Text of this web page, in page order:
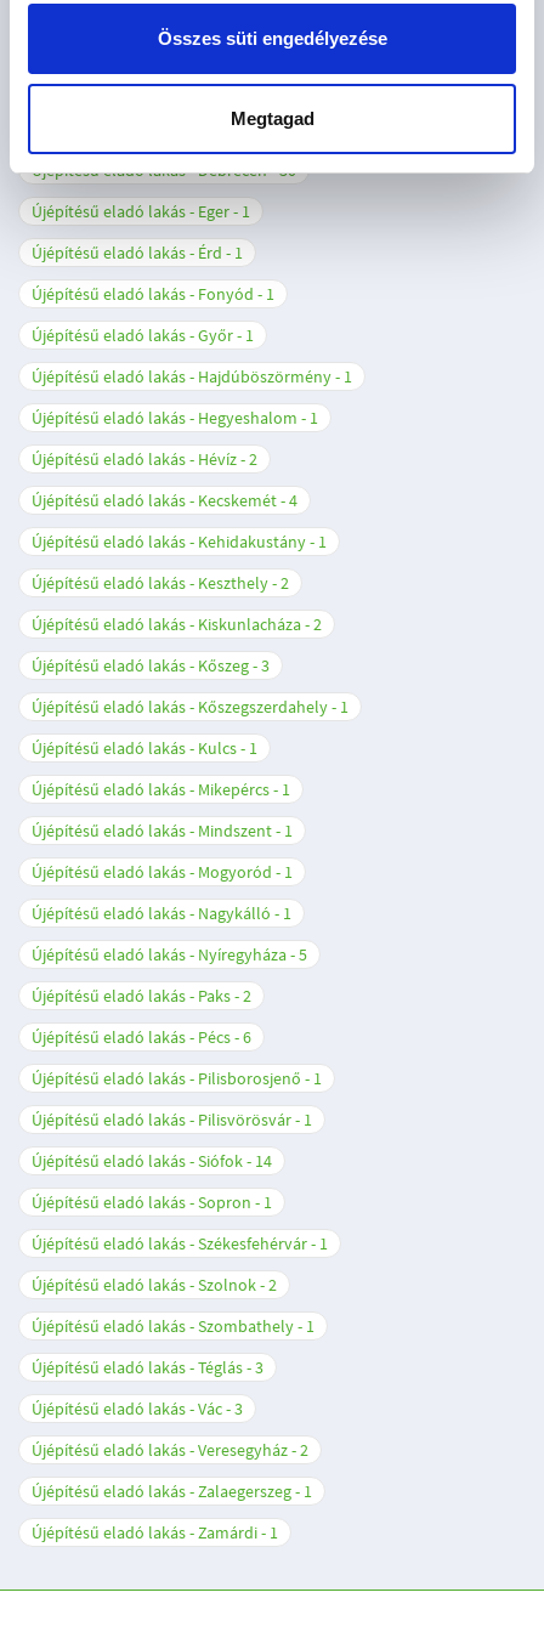
Összes süti engedélyezése
Megtagad
Újépítésű eladó lakás - Budapest XVIII. kerület 1
Újépítésű eladó lakás - Budapest XIX. kerület 2
Újépítésű eladó lakás - Budapest XXIII. kerület 1
Újépítésű eladó lakás - Cegléd 3
Újépítésű eladó lakás - Debrecen 30
Újépítésű eladó lakás - Eger
1
Újépítésű eladó lakás - Érd
1
Újépítésű eladó lakás - Fonyód
1
Újépítésű eladó lakás - Győr
1
Újépítésű eladó lakás - Hajdúböszörmény
1
Újépítésű eladó lakás - Hegyeshalom
1
Újépítésű eladó lakás - Hévíz 2
Újépítésű eladó lakás - Kecskemét 4
Újépítésű eladó lakás - Kehidakustány
1
Újépítésű eladó lakás - Keszthely 2
Újépítésű eladó lakás - Kiskunlacháza 2
Újépítésű eladó lakás - Kőszeg 3
Újépítésű eladó lakás - Kőszegszerdahely
1
Újépítésű eladó lakás - Kulcs
1
Újépítésű eladó lakás - Mikepércs
1
Újépítésű eladó lakás - Mindszent
1
Újépítésű eladó lakás - Mogyoród
1
Újépítésű eladó lakás - Nagykálló
1
Újépítésű eladó lakás - Nyíregyháza 5
Újépítésű eladó lakás - Paks 2
Újépítésű eladó lakás - Pécs 6
Újépítésű eladó lakás - Pilisborosjenő
1
Újépítésű eladó lakás - Pilisvörösvár
1
Újépítésű eladó lakás - Siófok
14
Újépítésű eladó lakás - Sopron
1
Újépítésű eladó lakás - Székesfehérvár
1
Újépítésű eladó lakás - Szolnok 2
Újépítésű eladó lakás - Szombathely
1
Újépítésű eladó lakás - Téglás 3
Újépítésű eladó lakás - Vác 3
Újépítésű eladó lakás - Veresegyház 2
Újépítésű eladó lakás - Zalaegerszeg
1
Újépítésű eladó lakás - Zamárdi
1